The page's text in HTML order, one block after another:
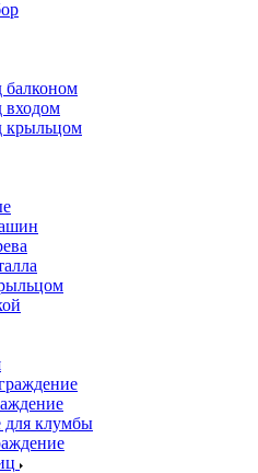
балконом
входом
крыльцом
для клумбы